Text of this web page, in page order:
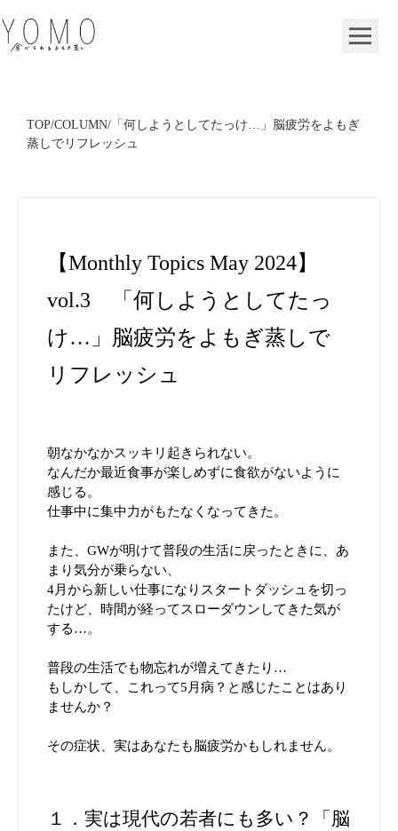
COLUMN
FRANCHISE
SALON LIST
DOMESTIC SALONS
大阪梅田中崎町
湘南藤沢店
OVERSEAS SALONS
Yanagi Prague
ONLINESTORE
TOP/COLUMN/ 「何しようとしてたっけ…」脳疲労をよもぎ
蒸しでリフレッシュ
【Monthly Topics May 2024】
vol.3 「何しようとしてたっ
け…」脳疲労をよもぎ蒸しで
リフレッシュ
朝なかなかスッキリ起きられない。
なんだか最近食事が楽しめずに食欲がないように
感じる。
仕事中に集中力がもたなくなってきた。
また、GWが明けて普段の生活に戻ったときに、あ
まり気分が乗らない、
4月から新しい仕事になりスタートダッシュを切っ
たけど、時間が経ってスローダウンしてきた気が
する…。
普段の生活でも物忘れが増えてきたり…
もしかして、これって5月病？と感じたことはあり
ませんか？
その症状、実はあなたも脳疲労かもしれません。
１．実は現代の若者にも多い？「脳